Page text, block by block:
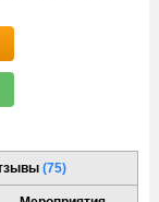
(75)